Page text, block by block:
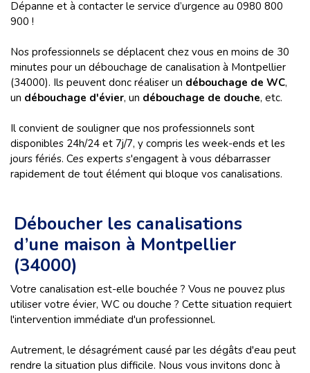
Dépanne et à contacter le service d’urgence au 0980 800
900 !
Nos professionnels se déplacent chez vous en moins de 30
minutes pour un débouchage de canalisation à Montpellier
(34000). Ils peuvent donc réaliser un débouchage de WC,
un débouchage d'évier, un débouchage de douche, etc.
Il convient de souligner que nos professionnels sont
disponibles 24h/24 et 7j/7, y compris les week-ends et les
jours fériés. Ces experts s'engagent à vous débarrasser
rapidement de tout élément qui bloque vos canalisations.
Déboucher les canalisations
d’une maison à Montpellier
(34000)
Votre canalisation est-elle bouchée ? Vous ne pouvez plus
utiliser votre évier, WC ou douche ? Cette situation requiert
l'intervention immédiate d'un professionnel.
Autrement, le désagrément causé par les dégâts d'eau peut
rendre la situation plus difficile. Nous vous invitons donc à